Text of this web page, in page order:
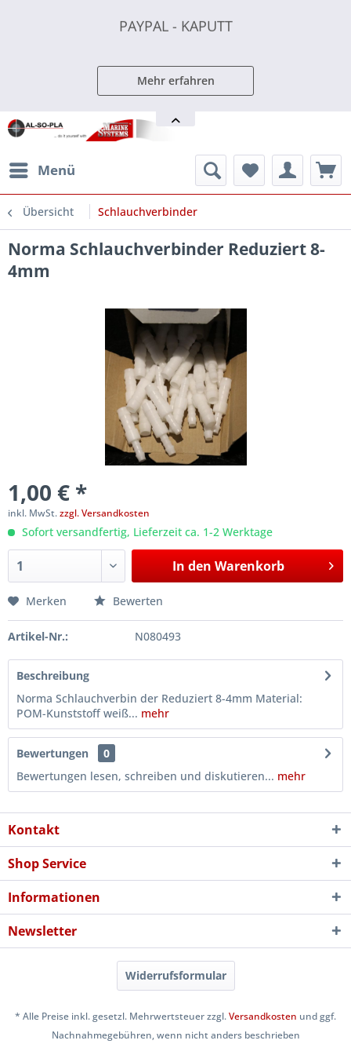
PAYPAL - KAPUTT
Mehr erfahren
Menü
Übersicht Schlauchverbinder
Norma Schlauchverbinder Reduziert 8-
4mm
1,00 € *
inkl. MwSt.zzgl. Versandkosten
Sofort versandfertig, Lieferzeit ca. 1-2 Werktage
In den Warenkorb
Merken Bewerten
Artikel-Nr.: N080493
Beschreibung
Norma Schlauchverbin der Reduziert 8-4mm Material:
POM-Kunststoff weiß... mehr
Bewertungen
0
Bewertungen lesen, schreiben und diskutieren... mehr
Kontakt
Shop Service
Informationen
Newsletter
Widerrufsformular
* Alle Preise inkl. gesetzl. Mehrwertsteuer zzgl.Versandkosten und ggf.
Nachnahmegebühren, wenn nicht anders beschrieben